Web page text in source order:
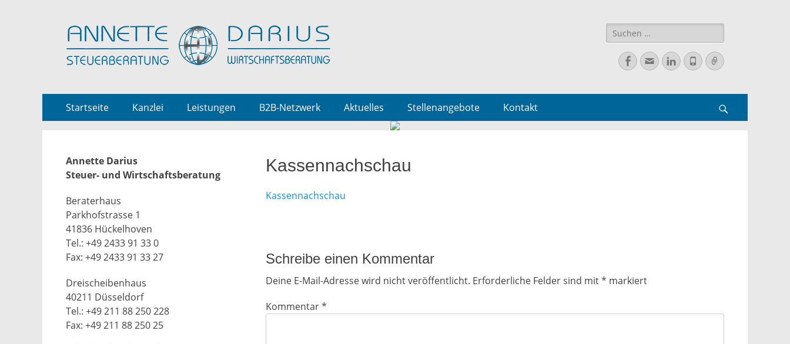
Suchen
nach:
Facebook
E-
Mail
LinkedIn
TelefonVerknüpfung
Primäres Menü
zum
Startseite Kanzlei Leistungen B2B-Netzwerk Aktuelles Stellenangebote Kontakt
Kassennachschau
Kassennachschau
Schreibe einen Kommentar
Deine E-Mail-Adresse wird nicht veröffentlicht. Erforderliche Felder sind mit* markiert
Kommentar*
Annette Darius
Steuer- und Wirtschaftsberatung
Beraterhaus
Parkhofstrasse 1
41836 Hückelhoven
Tel.: +49 2433 91 33 0
Fax: +49 2433 91 33 27
Dreischeibenhaus
40211 Düsseldorf
Tel.: +49 211 88 250 228
Fax: +49 211 88 250 25